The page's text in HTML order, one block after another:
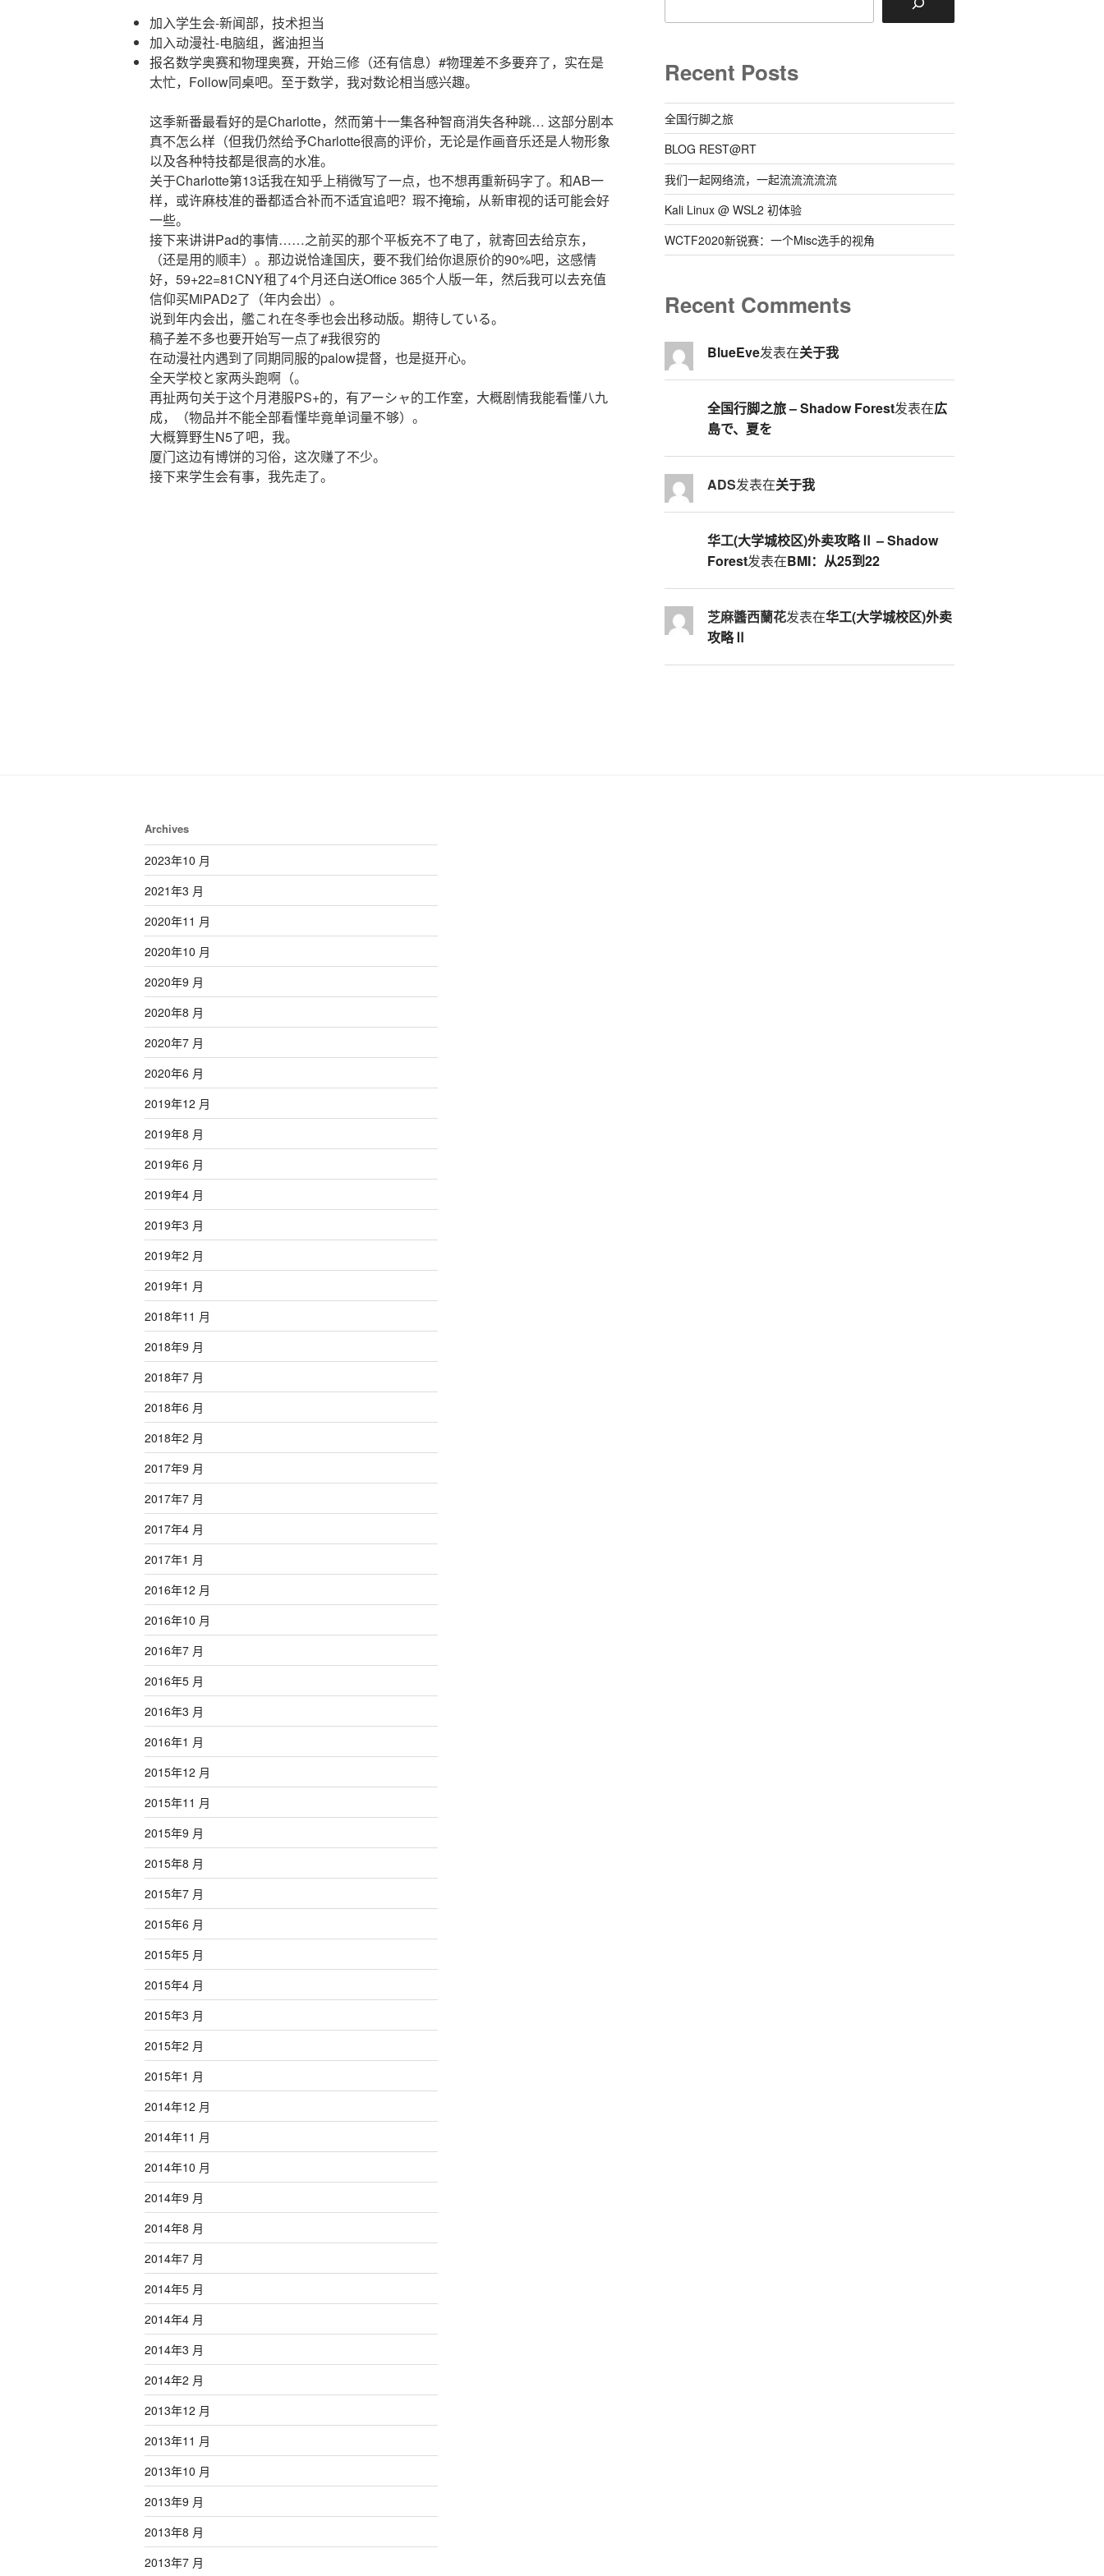
加入学生会-新闻部，技术担当
加入动漫社-电脑组，酱油担当
报名数学奥赛和物理奥赛，开始三修（还有信息）#物理差不多要弃了，实在是
太忙，Follow同桌吧。至于数学，我对数论相当感兴趣。
这季新番最看好的是Charlotte，然而第十一集各种智商消失各种跳… 这部分剧本
真不怎么样（但我仍然给予Charlotte很高的评价，无论是作画音乐还是人物形象
以及各种特技都是很高的水准。
关于Charlotte第13话我在知乎上稍微写了一点，也不想再重新码字了。和AB一
样，或许麻枝准的番都适合补而不适宜追吧？瑕不掩瑜，从新审视的话可能会好
一些。
接下来讲讲Pad的事情……之前买的那个平板充不了电了，就寄回去给京东，
（还是用的顺丰）。那边说恰逢国庆，要不我们给你退原价的90%吧，这感情
好，59+22=81CNY租了4个月还白送Office 365个人版一年，然后我可以去充值
信仰买MiPAD2了（年内会出）。
说到年内会出，艦これ在冬季也会出移动版。期待している。
稿子差不多也要开始写一点了#我很穷的
在动漫社内遇到了同期同服的palow提督，也是挺开心。
全天学校と家两头跑啊（。
再扯两句关于这个月港服PS+的，有アーシャ的工作室，大概剧情我能看懂八九
成，（物品并不能全部看懂毕竟单词量不够）。
大概算野生N5了吧，我。
厦门这边有博饼的习俗，这次赚了不少。
接下来学生会有事，我先走了。
Recent Posts
全国行脚之旅
BLOG REST@RT
我们一起网络流，一起流流流流流
Kali Linux @ WSL2 初体验
WCTF2020新锐赛：一个Misc选手的视角
Recent Comments
BlueEve发表在关于我
全国行脚之旅 – Shadow Forest发表在広
島で、夏を
ADS发表在关于我
华工(大学城校区)外卖攻略Ⅱ – Shadow
Forest发表在BMI：从25到22
芝麻醬西蘭花发表在华工(大学城校区)外卖
攻略Ⅱ
Archives
2023年10 月
2021年3 月
2020年11 月
2020年10 月
2020年9 月
2020年8 月
2020年7 月
2020年6 月
2019年12 月
2019年8 月
2019年6 月
2019年4 月
2019年3 月
2019年2 月
2019年1 月
2018年11 月
2018年9 月
2018年7 月
2018年6 月
2018年2 月
2017年9 月
2017年7 月
2017年4 月
2017年1 月
2016年12 月
2016年10 月
2016年7 月
2016年5 月
2016年3 月
2016年1 月
2015年12 月
2015年11 月
2015年9 月
2015年8 月
2015年7 月
2015年6 月
2015年5 月
2015年4 月
2015年3 月
2015年2 月
2015年1 月
2014年12 月
2014年11 月
2014年10 月
2014年9 月
2014年8 月
2014年7 月
2014年5 月
2014年4 月
2014年3 月
2014年2 月
2013年12 月
2013年11 月
2013年10 月
2013年9 月
2013年8 月
2013年7 月